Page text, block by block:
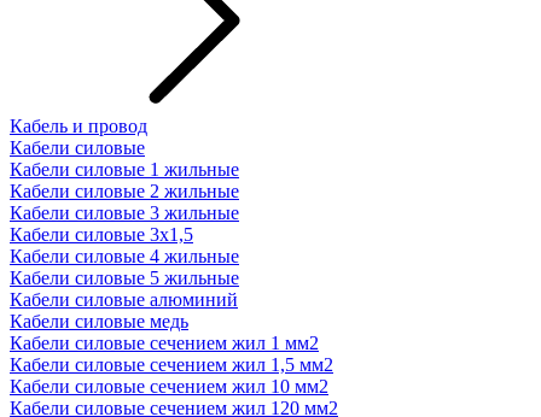
Кабель и провод
Кабели силовые
Кабели силовые 1 жильные
Кабели силовые 2 жильные
Кабели силовые 3 жильные
Кабели силовые 3х1,5
Кабели силовые 4 жильные
Кабели силовые 5 жильные
Кабели силовые алюминий
Кабели силовые медь
Кабели силовые сечением жил 1 мм2
Кабели силовые сечением жил 1,5 мм2
Кабели силовые сечением жил 10 мм2
Кабели силовые сечением жил 120 мм2